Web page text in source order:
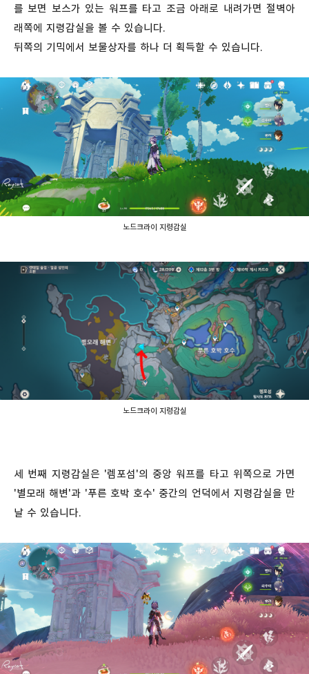
를 보면 보스가 있는 워프를 타고 조금 아래로 내려가면 절벽아
래쪽에 지령감실을 볼 수 있습니다.
뒤쪽의 기믹에서 보물상자를 하나 더 획득할 수 있습니다.
노드크라이 지령감실
노드크라이 지령감실
세 번째 지령감실은 '렘포섬'의 중앙 워프를 타고 위쪽으로 가면
'별모래 해변'과 '푸른 호박 호수' 중간의 언덕에서 지령감실을 만
날 수 있습니다.